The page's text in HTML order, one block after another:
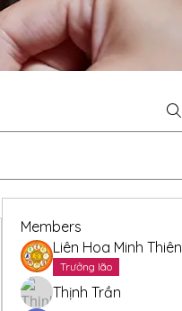
Members
Liên Hoa Minh Thiên
Trưởng lão
Thịnh Trần